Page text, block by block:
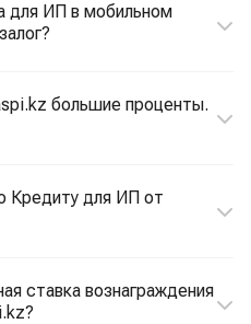
для ИП в мобильном
большие проценты.
Кредиту для ИП от
ставка вознаграждения